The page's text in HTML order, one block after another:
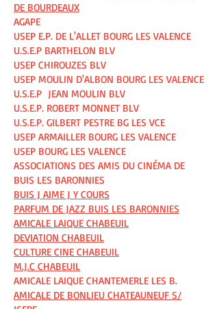
DE BOURDEAUX
AGAPE
USEP E.P. DE L'ALLET BOURG LES VALENCE
U.S.E.P BARTHELON BLV
USEP CHIROUZES BLV
USEP MOULIN D'ALBON BOURG LES VALENCE
U.S.E.P JEAN MOULIN BLV
U.S.E.P. ROBERT MONNET BLV
U.S.E.P. GILBERT PESTRE BG LES VCE
USEP ARMAILLER BOURG LES VALENCE
USEP BOURG LES VALENCE
ASSOCIATIONS DES AMIS DU CINÉMA DE
BUIS LES BARONNIES
BUIS J AIME J Y COURS
PARFUM DE JAZZ BUIS LES BARONNIES
AMICALE LAIQUE CHABEUIL
DEVIATION CHABEUIL
CULTURE CINE CHABEUIL
M.J.C CHABEUIL
AMICALE LAIQUE CHANTEMERLE LES B.
AMICALE DE BONLIEU CHATEAUNEUF S/